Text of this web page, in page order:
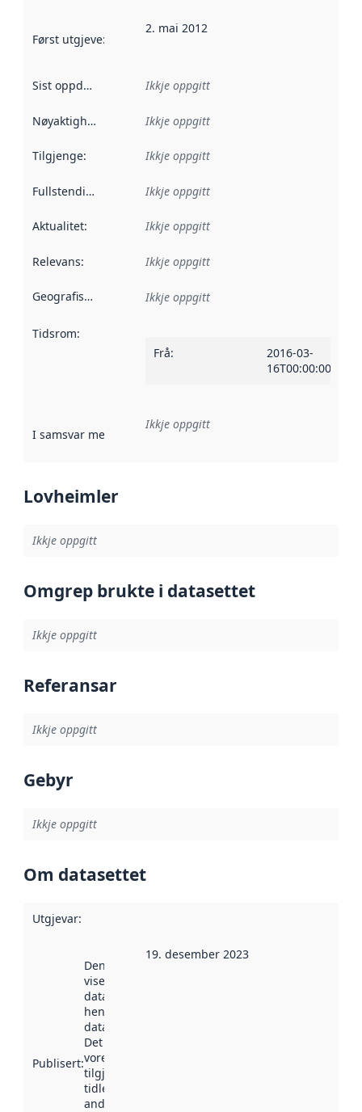
Først utgjeve:
2. mai 2012
Sist oppdatert Ikkje oppgitt
Nøyaktigheit Ikkje oppgitt
Tilgjenge: Ikkje oppgitt
Fullstendigheit Ikkje oppgitt
Aktualitet: Ikkje oppgitt
Relevans: Ikkje oppgitt
Geografisk område Ikkje oppgitt
Tidsrom:
Frå:
2016-03-
16T00:00:00Z
I samsvar med Referanse til ei implementeringsregel eller
Ikkje oppgitt
Lovheimler
Ikkje oppgitt
Omgrep brukte i datasettet
Ikkje oppgitt
Referansar
Ikkje oppgitt
Gebyr
Ikkje oppgitt
Om datasettet
Utgjevar:
Publisert:
Denne datoen
viser når
datasettet vart
henta inn av
data.norge.no.
Det kan ha
vore
tilgjengeleg
tidlegare
andre stader.
19. desember 2023